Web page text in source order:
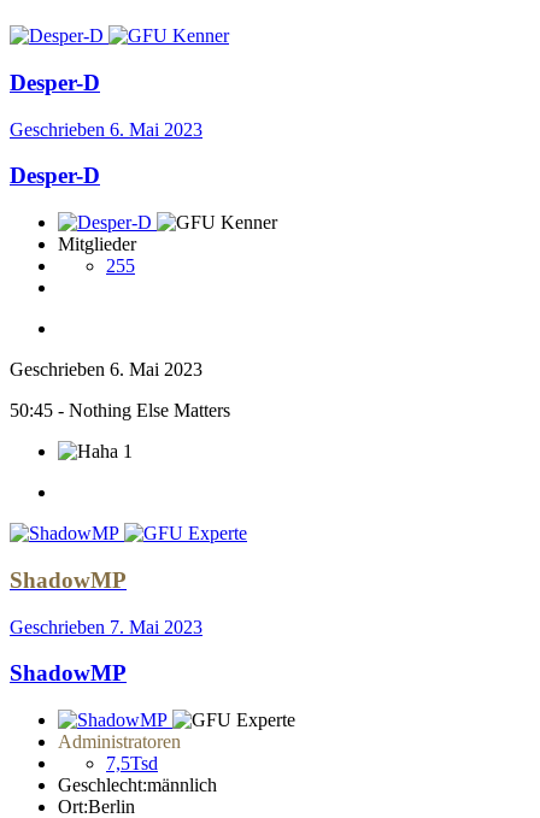
Desper-D
Geschrieben 6. Mai 2023
Desper-D
Mitglieder
255
Geschrieben 6. Mai 2023
50:45 - Nothing Else Matters
1
ShadowMP
Geschrieben 7. Mai 2023
ShadowMP
Administratoren
7,5Tsd
Geschlecht:männlich
Ort:Berlin